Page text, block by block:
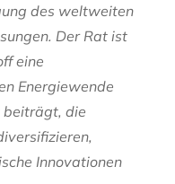
des weltweiten
Der Rat ist
eine
Energiewende
beiträgt, die
Innovationen